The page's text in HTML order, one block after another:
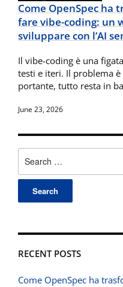
for:
RECENT POSTS
Come OpenSpec ha
Come OpenSpec ha
fare vibe-coding: un
sviluppare con l’AI
Il vibe-coding è una
testi e iteri. Il problema
portante, tutto resta in
June 23, 2026